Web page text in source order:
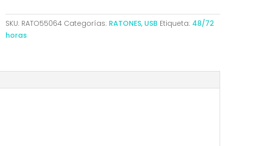
BASIC
MOUSE
SKU: RATO55064 Categorías: RATONES, USB Etiqueta: 48/72
horas